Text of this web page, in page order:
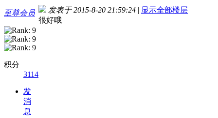
至尊会员
积分
3114
发
消
息
发表于 2015-8-20 21:59:24 | 显示全部楼层
很好哦